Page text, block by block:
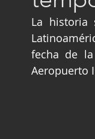
Fórmula Ford
NASCAR México
La historia
fecha de
Aeropuerto